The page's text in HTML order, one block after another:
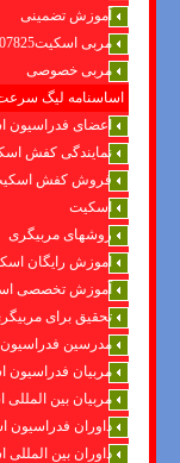
آموزش تضمینی
مربی اسکیت09121507825
مربی خصوصی
اساسنامه لیگ
اعضای فدراسیون
نمایندگی کفش
فروش کفش
اسکیت
روشهای مربیگری
اموزش رایگان
آموزش تخصصی
تحقیق برای مربیگری
مدرسین
مربیان فدراسیون
مربیان بین
داوران فدراسیون
داوران بین